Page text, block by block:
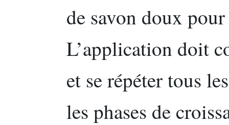
de savon doux
L’application doit
et se répéter tous
les phases de